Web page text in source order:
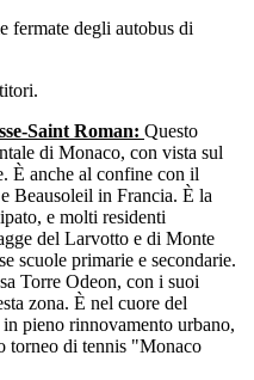
fermate degli autobus di
Saint Roman: Questo
di Monaco, con vista sul
È anche al confine con il
Beausoleil in Francia. È la
e molti residenti
del Larvotto e di Monte
scuole primarie e secondarie.
Torre Odeon, con i suoi
zona. È nel cuore del
pieno rinnovamento urbano,
torneo di tennis "Monaco